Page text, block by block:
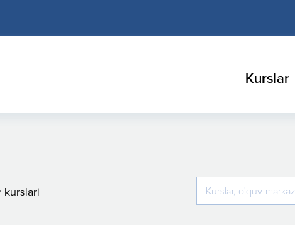
Kurslar
kurslari